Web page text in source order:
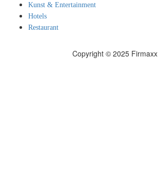
Kunst & Entertainment
Hotels
Restaurant
Copyright © 2025 Firmaxx